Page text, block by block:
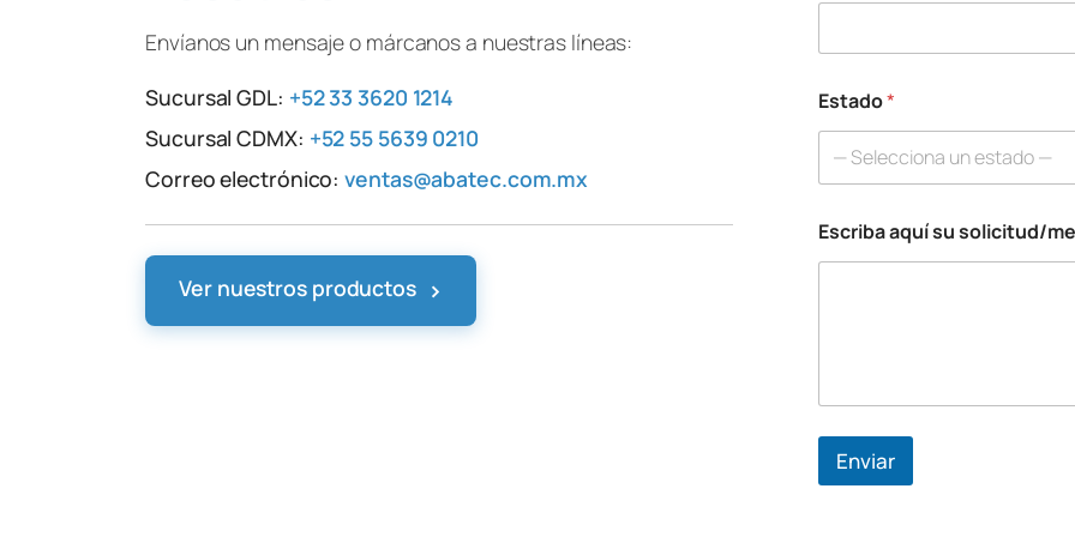
Envíanos un mensaje o márcanos a nuestras líneas:
Sucursal GDL: +52 33 3620 1214
Sucursal CDMX: +52 55 5639 0210
Correo electrónico:ventas@abatec.com.mx
Ver nuestros productos ›
Estado*
— Selecciona un estado —
a
q
é
Escriba aquí su solicitud/
Enviar